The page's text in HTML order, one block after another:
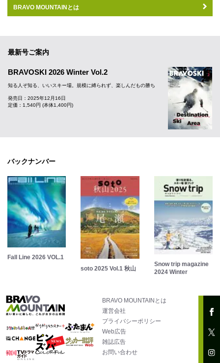
BRAVO MOUNTAINとは
最新号ご案内
BRAVOSKI 2026 Winter Vol.2
知る人ぞ知る、いいスキー場。規模に縛られず、楽しんだもの勝ち
発売日：2025年12月16日
定価：1,540円 (本体1,400円)
バックナンバー
Fall Line 2026 VOL.1
soto 2025 Vol.1 秋山
Snow trip magazine
2024 Winter
BRAVO MOUNTAINとは
運営会社
プライバシーポリシー
Web広告
雑誌広告
お問い合わせ